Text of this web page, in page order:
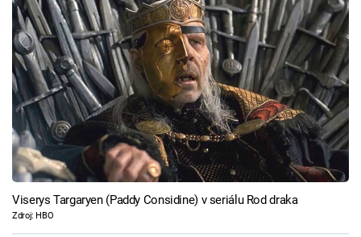
Viserys Targaryen (Paddy Considine) v seriálu Rod draka
Zdroj: HBO